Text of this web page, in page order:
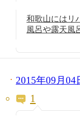
和歌山にはリ
風呂や露天風
2015年09月04
1